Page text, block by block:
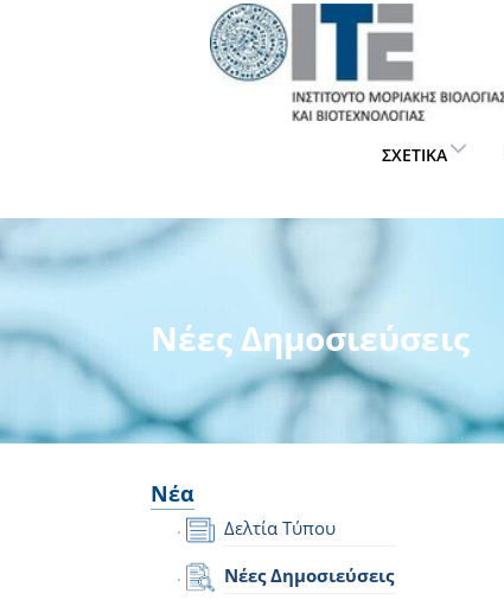
ΣΧΕΤΙΚΆ
Νέες Δημοσιεύσεις
Νέα
Δελτία Τύπου
Νέες Δημοσιεύσεις